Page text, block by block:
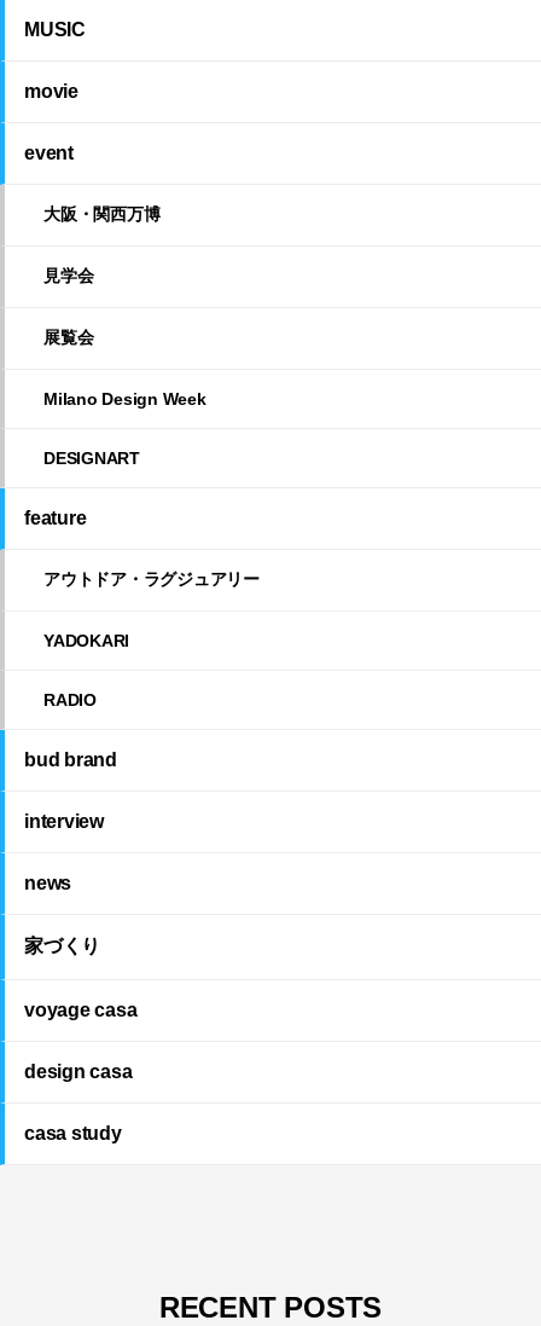
MUSIC
movie
event
大阪・関西万博
見学会
展覧会
Milano Design Week
DESIGNART
feature
アウトドア・ラグジュアリー
YADOKARI
RADIO
bud brand
interview
news
家づくり
voyage casa
design casa
casa study
RECENT POSTS